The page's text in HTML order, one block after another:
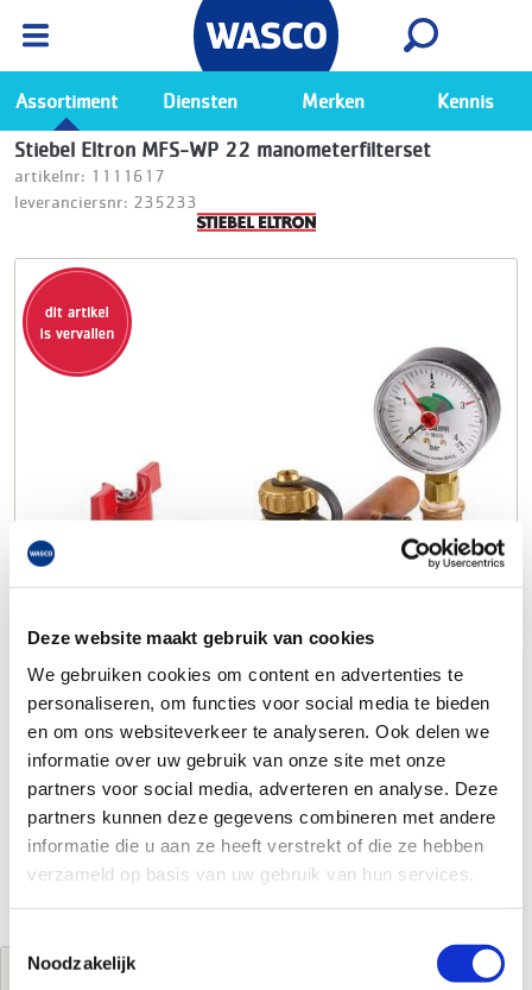
Deze website maakt gebruik van cookies
We gebruiken cookies om content en advertenties te
personaliseren, om functies voor social media te bieden
en om ons websiteverkeer te analyseren. Ook delen we
informatie over uw gebruik van onze site met onze
partners voor social media, adverteren en analyse. Deze
partners kunnen deze gegevens combineren met andere
informatie die u aan ze heeft verstrekt of die ze hebben
verzameld op basis van uw gebruik van hun services.
Noodzakelijk
Ga naar de Wasco app
Bekijk
Assortiment Diensten Merken Kennis
Stiebel Eltron MFS-WP 22 manometerfilterset
artikelnr: 1111617
leveranciersnr: 235233
Jouw brutoprijs